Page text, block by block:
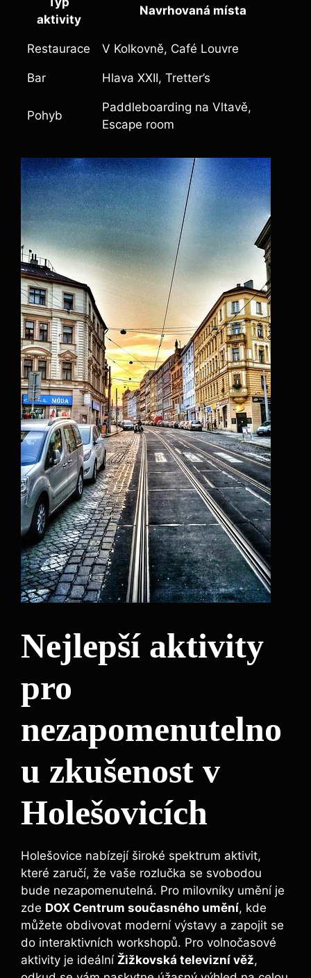
aktivity
Navrhovaná místa
Restaurace V Kolkovně, Café Louvre
Bar Hlava XXII, Tretter’s
Pohyb
Paddleboarding na Vltavě,
Escape room
Nejlepší aktivity
pro
nezapomenutelno
u zkušenost v
Holešovicích
Holešovice nabízejí široké spektrum aktivit,
které zaručí, že vaše rozlučka se svobodou
bude nezapomenutelná. Pro milovníky umění je
zde DOX Centrum současného umění, kde
můžete obdivovat moderní výstavy a zapojit se
do interaktivních workshopů. Pro volnočasové
aktivity je ideální Žižkovská televizní věž,